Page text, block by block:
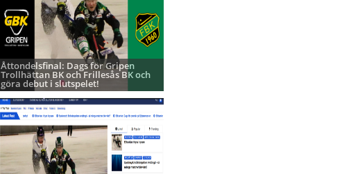
Åttondelsfinal: Dags för Gripen
Trollhättan BK och Frillesås BK och
göra debut i slutspelet!